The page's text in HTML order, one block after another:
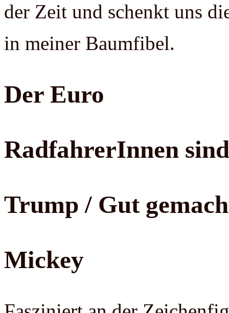
der Zeit und schenkt uns
in meiner Baumfibel.
Der Euro
RadfahrerInnen
Trump / Gut
Mickey